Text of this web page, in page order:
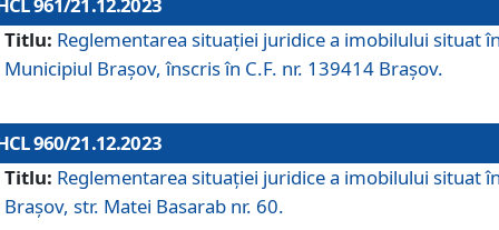
961/21.12.2023
Titlu: Reglementarea situației juridice a imobilului situat
Municipiul Brașov, înscris în C.F. nr. 139414 Brașov.
960/21.12.2023
Titlu: Reglementarea situației juridice a imobilului situat
Brașov, str. Matei Basarab nr. 60.